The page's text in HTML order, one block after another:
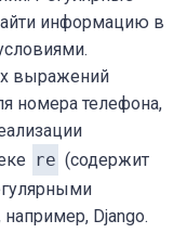
информацию в
выражений
номера телефона,
re (содержит
Django.